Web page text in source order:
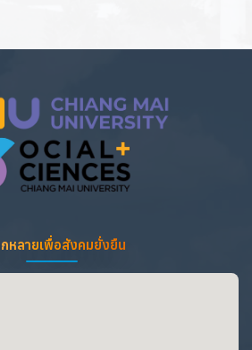
หลายเพื่อสังคมยั่งยืน